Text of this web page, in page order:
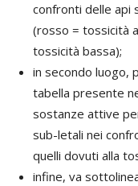
confronti delle api
(rosso = tossicità
tossicità bassa);
in secondo luogo,
tabella presente
sostanze attive
sub-letali nei
quelli dovuti alla
infine, va